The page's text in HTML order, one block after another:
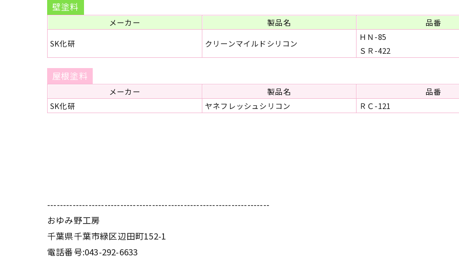
壁塗料
メーカー 製品名 品番
SK化研
クリーンマイルドシリコン
ＨＮ-85
ＳＲ-422
屋根塗料
メーカー 製品名 品番
SK化研
ヤネフレッシュシリコン ＲＣ-121
----------------------------------------------------------------------
おゆみ野工房
千葉県千葉市緑区辺田町152-1
電話番号:043-292-6633